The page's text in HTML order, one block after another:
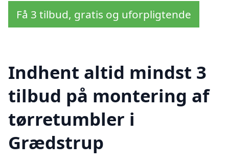
Få 3 tilbud, gratis og uforpligtende
Indhent altid mindst 3
tilbud på montering af
tørretumbler i
Grædstrup